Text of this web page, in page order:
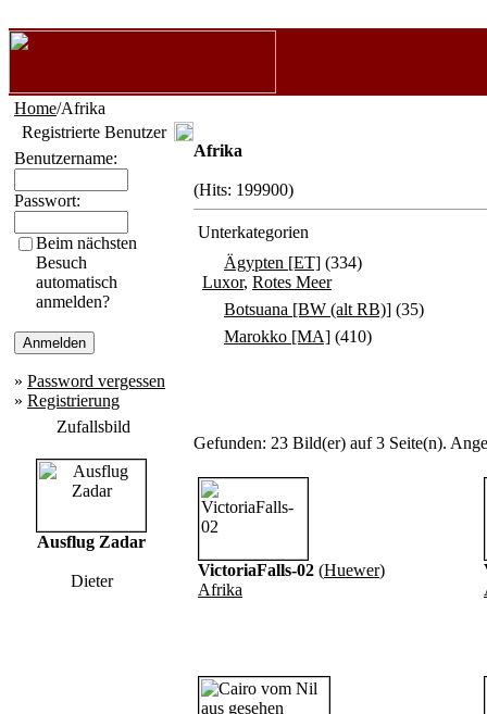
Home/Afrika
Registrierte Benutzer
Benutzername:
Passwort:
Beim nächsten
Besuch
automatisch
anmelden?
» Password vergessen
» Registrierung
Zufallsbild
Ausflug Zadar
Dieter
Afrika
(Hits: 199900)
Unterkategorien
Ägypten [ET] (334)
Luxor, Rotes Meer
Botsuana [BW (alt RB)] (35)
Marokko [MA] (410)
Gefunden: 23 Bild(er) auf 3 Seite(n).
VictoriaFalls-02 (Huewer)
Afrika